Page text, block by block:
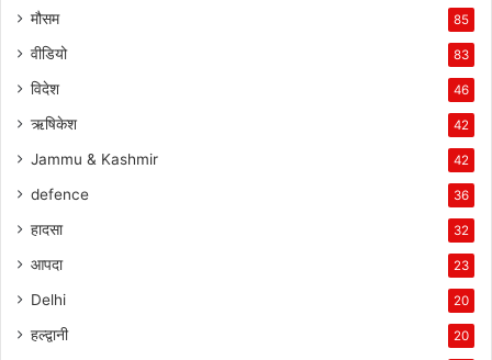
मौसम 85
वीडियो 83
विदेश 46
ऋषिकेश 42
Jammu & Kashmir 42
defence 36
हादसा 32
आपदा 23
Delhi 20
हल्द्वानी 20